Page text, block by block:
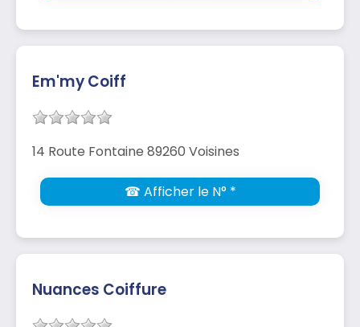
Em'my Coiff
14 Route Fontaine 89260 Voisines
☎ Afficher le N° *
Nuances Coiffure